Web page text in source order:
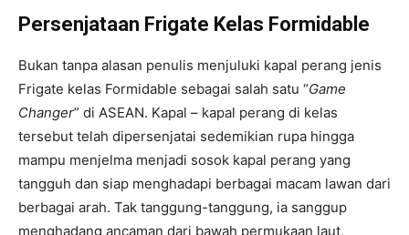
Persenjataan Frigate Kelas Formidable
Bukan tanpa alasan penulis menjuluki kapal perang jenis
Frigate kelas Formidable sebagai salah satu “Game
Changer” di ASEAN. Kapal – kapal perang di kelas
tersebut telah dipersenjatai sedemikian rupa hingga
mampu menjelma menjadi sosok kapal perang yang
tangguh dan siap menghadapi berbagai macam lawan dari
berbagai arah. Tak tanggung-tanggung, ia sanggup
menghadang ancaman dari bawah permukaan laut,